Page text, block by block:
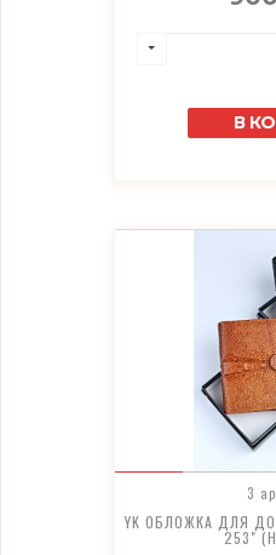
В
3
YK ОБЛОЖКА ДЛЯ
253"